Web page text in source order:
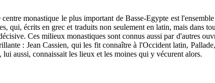
monastique le plus important de Basse-Egypte est
qui, écrits en grec et traduits non seulement en latin, mais dans
Ces milieux monastiques sont connus aussi par d'autres
: Jean Cassien, qui les fit connaître à l'Occident latin,
aussi, connaissait les lieux et les moines qui y vécurent alors.